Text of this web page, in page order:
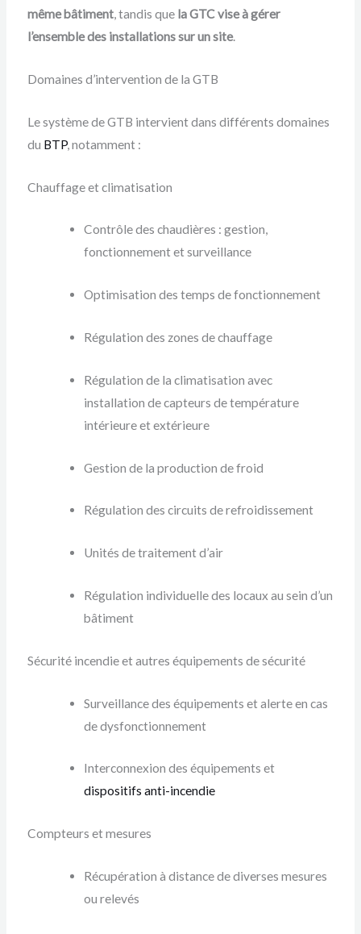
même bâtiment, tandis que la GTC vise à gérer
l’ensemble des installations sur un site.
Domaines d’intervention de la GTB
Le système de GTB intervient dans différents domaines
du BTP, notamment :
Chauffage et climatisation
Contrôle des chaudières : gestion,
fonctionnement et surveillance
Optimisation des temps de fonctionnement
Régulation des zones de chauffage
Régulation de la climatisation avec
installation de capteurs de température
intérieure et extérieure
Gestion de la production de froid
Régulation des circuits de refroidissement
Unités de traitement d’air
Régulation individuelle des locaux au sein d’un
bâtiment
Sécurité incendie et autres équipements de sécurité
Surveillance des équipements et alerte en cas
de dysfonctionnement
Interconnexion des équipements et
dispositifs anti-incendie
Compteurs et mesures
Récupération à distance de diverses mesures
ou relevés